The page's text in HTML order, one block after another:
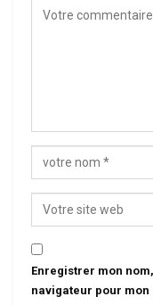
Enregistrer mon
navigateur pour